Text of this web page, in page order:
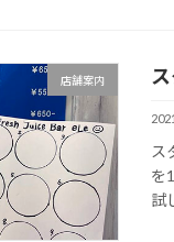
店舗案内
ス
を
試